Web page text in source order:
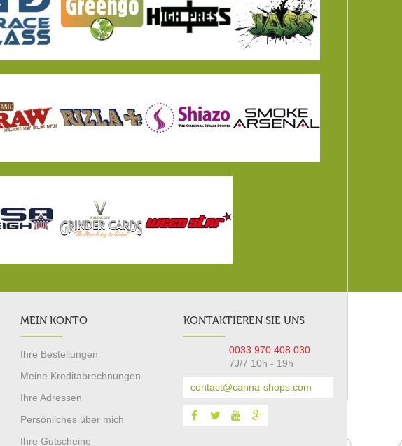
MEIN KONTO
Ihre Bestellungen
Meine Kreditabrechnungen
Ihre Adressen
Persönliches über mich
Ihre Gutscheine
KONTAKTIEREN SIE UNS
0033 970 408 030
7J/7 10h - 19h
contact@canna-shops.com